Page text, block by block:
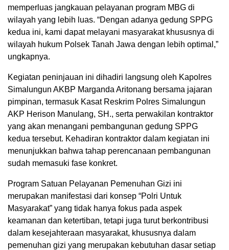
memperluas jangkauan pelayanan program MBG di
wilayah yang lebih luas. “Dengan adanya gedung SPPG
kedua ini, kami dapat melayani masyarakat khususnya di
wilayah hukum Polsek Tanah Jawa dengan lebih optimal,”
ungkapnya.
Kegiatan peninjauan ini dihadiri langsung oleh Kapolres
Simalungun AKBP Marganda Aritonang bersama jajaran
pimpinan, termasuk Kasat Reskrim Polres Simalungun
AKP Herison Manulang, SH., serta perwakilan kontraktor
yang akan menangani pembangunan gedung SPPG
kedua tersebut. Kehadiran kontraktor dalam kegiatan ini
menunjukkan bahwa tahap perencanaan pembangunan
sudah memasuki fase konkret.
Program Satuan Pelayanan Pemenuhan Gizi ini
merupakan manifestasi dari konsep “Polri Untuk
Masyarakat” yang tidak hanya fokus pada aspek
keamanan dan ketertiban, tetapi juga turut berkontribusi
dalam kesejahteraan masyarakat, khususnya dalam
pemenuhan gizi yang merupakan kebutuhan dasar setiap